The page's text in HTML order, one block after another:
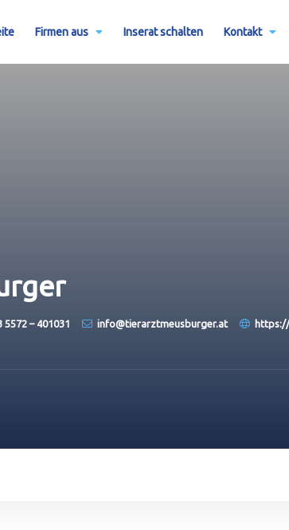
Firmen aus Inserat schalten Kontakt
5572 – 401031 info@tierarztmeusburger.at